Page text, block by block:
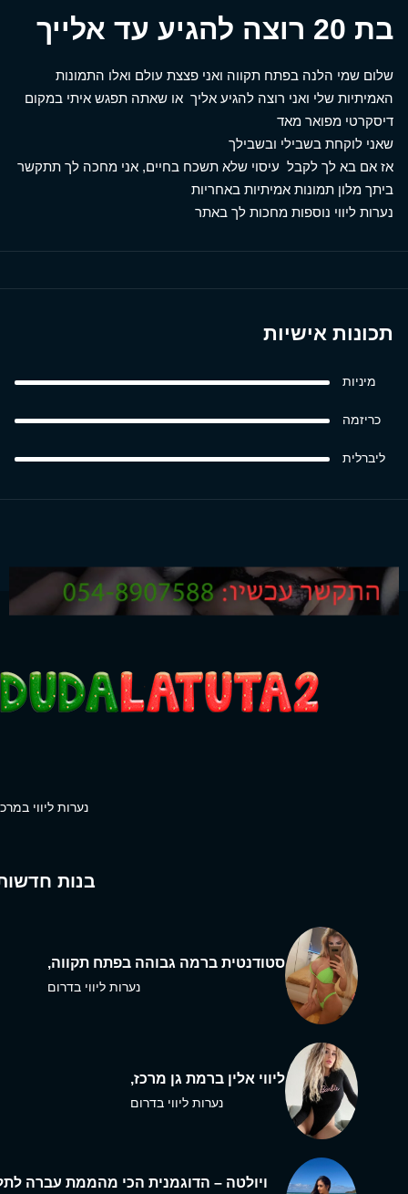
בת 20 רוצה להגיע עד אלייך
שלום שמי הלנה בפתח תקווה ואני פצצת עולם ואלו התמונות
האמיתיות שלי ואני רוצה להגיע אליך או שאתה תפגש איתי במקום
דיסקרטי מפואר מאד
שאני לוקחת בשבילי ובשבילך
אז אם בא לך לקבל עיסוי שלא תשכח בחיים, אני מחכה לך תתקשר
ביתך מלון תמונות אמיתיות באחריות
נערות ליווי נוספות מחכות לך באתר
תכונות אישיות
מיניות
כריזמה
ליברלית
נערות ליווי
בנות
סטודנטית ברמה גבוהה בפתח תקווה,
נערות ליווי בדרום
ליווי אלין ברמת גן מרכז,
נערות ליווי בדרום
ויולטה – הדוגמנית הכי מהממת עברה